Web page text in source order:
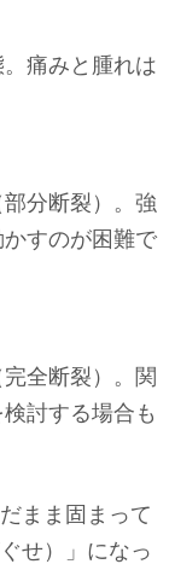
痛みと腫れは
分断裂）。強
すのが困難で
全断裂）。関
討する場合も
まま固まって
せ）」になっ